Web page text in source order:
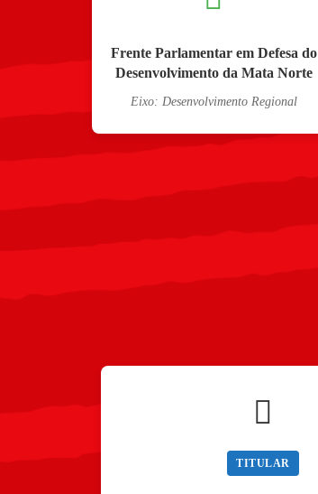
Frente Parlamentar em Defesa do
Desenvolvimento da Mata Norte
Eixo: Desenvolvimento Regional
TITULAR